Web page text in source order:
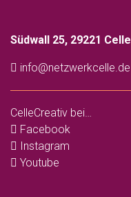
Südwall 25, 29221 Celle
info@netzwerkcelle.de
CelleCreativ bei…
Facebook
Instagram
Youtube